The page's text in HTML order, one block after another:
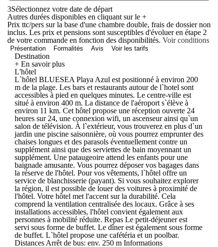
3Sélectionnez votre date de départ
Autres durées disponibles en cliquant sur le +
Prix ttc/pers sur la base d'une chambre double, frais de dossier non
inclus. Les prix et pensions sont susceptibles d'évoluer en étape 2
de votre commande en fonction des disponibilités. Voir conditions
Présentation Formalités Avis Voir les tarifs
Destination
+ En savoir plus
L'hôtel
L`hôtel BLUESEA Playa Azul est positionné à environ 200
m de la plage. Les bars et restaurants autour de l`hotel sont
accessibles à pied en quelques minutes. Le centre-ville est
situé à environ 400 m. La distance de l'aéroport s`élève à
environ 11 km. Cet hôtel propose une réception ouverte 24
heures sur 24, une connexion wifi, un ascenseur ainsi qu`un
salon de télévision. À l`extérieur, vous trouverez en plus d`un
jardin une piscine saisonnière, où vous pourrez emprunter des
chaises longues et des parasols éventuellement contre un
supplément ainsi que des serviettes de bain moyennant un
supplément. Une pataugeoire attend les enfants pour une
baignade amusante. Vous pourrez déposer vos bagages dans
la réserve de l'hôtel. Pour vos vêtements, l`hôtel offre un
service de blanchisserie (payant). Si vous souhaitez explorer
la région, il est possible de louer des voitures à proximité de
l'hôtel. Votre hôtel met l'accent sur la durabilité. Cela
comprend la ventilation centralisée des locaux. Grâce à ses
installations accessibles, l'hôtel convient également aux
personnes à mobilité réduite. Repas Le petit-déjeuner est
servi sous forme de buffet. Le dîner est également sous forme
de buffet. L`hôtel propose une cafétéria et un poolbar.
Distances Arrêt de bus: env. 250 m Informations